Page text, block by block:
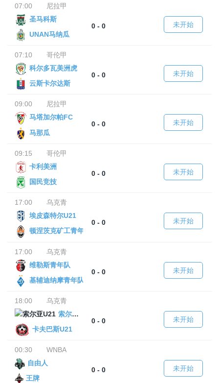
07:00
尼拉甲
圣马科斯
0 - 0
UNAN马纳瓜
未开始
07:10
哥伦甲
科尔多瓦美洲虎
0 - 0
云斯卡尔达斯
未开始
09:00
尼拉甲
马塔加尔帕FC
0 - 0
马那瓜
未开始
09:15
哥伦甲
卡利美洲
0 - 0
国民竞技
未开始
17:00
乌克青
埃皮森特尔U21
0 - 0
顿涅茨克矿工青年队
未开始
17:00
乌克青
维勒斯青年队
0 - 0
基辅迪纳摩青年队
未开始
18:00
乌克青
索尔亚U21
0 - 0
卡夫巴斯U21
未开始
00:30
WNBA
自由人
0 - 0
王牌
未开始